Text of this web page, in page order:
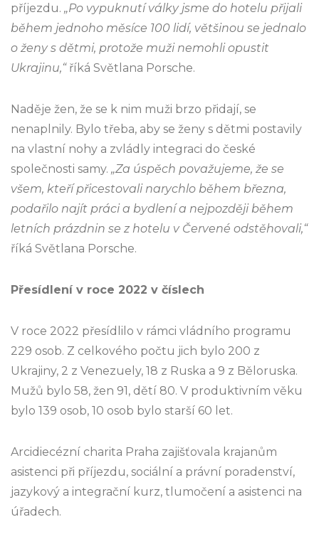
příjezdu. „Po vypuknutí války jsme do hotelu přijali
během jednoho měsíce 100 lidí, většinou se jednalo
o ženy s dětmi, protože muži nemohli opustit
Ukrajinu,“ říká Světlana Porsche.
Naděje žen, že se k nim muži brzo přidají, se
nenaplnily. Bylo třeba, aby se ženy s dětmi postavily
na vlastní nohy a zvládly integraci do české
společnosti samy. „Za úspěch považujeme, že se
všem, kteří přicestovali narychlo během března,
podařilo najít práci a bydlení a nejpozději během
letních prázdnin se z hotelu v Červené odstěhovali,“
říká Světlana Porsche.
Přesídlení v roce 2022 v číslech
V roce 2022 přesídlilo v rámci vládního programu
229 osob. Z celkového počtu jich bylo 200 z
Ukrajiny, 2 z Venezuely, 18 z Ruska a 9 z Běloruska.
Mužů bylo 58, žen 91, dětí 80. V produktivním věku
bylo 139 osob, 10 osob bylo starší 60 let.
Arcidiecézní charita Praha zajišťovala krajanům
asistenci při příjezdu, sociální a právní poradenství,
jazykový a integrační kurz, tlumočení a asistenci na
úřadech.